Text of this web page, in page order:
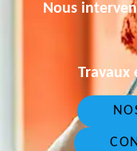
Nous
Travaux